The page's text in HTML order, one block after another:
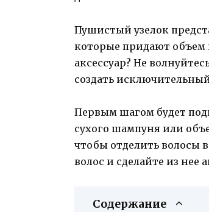
Пушистый узелок
которые придают объем
аксессуар? Не
создать
Первым шагом будет
сухого шампуня или
чтобы отделить волосы
волос и сделайте из
Содержание